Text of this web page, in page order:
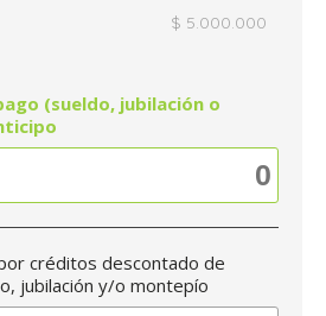
$ 5.000.000
(sueldo, jubilación o
créditos descontado de
jubilación y/o montepío